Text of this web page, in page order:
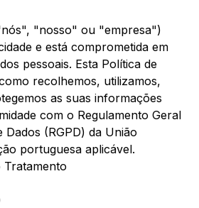
"nosso" ou "empresa")
e está comprometida em
pessoais. Esta Política de
recolhemos, utilizamos,
as suas informações
com o Regulamento Geral
(RGPD) da União
portuguesa aplicável.
Tratamento